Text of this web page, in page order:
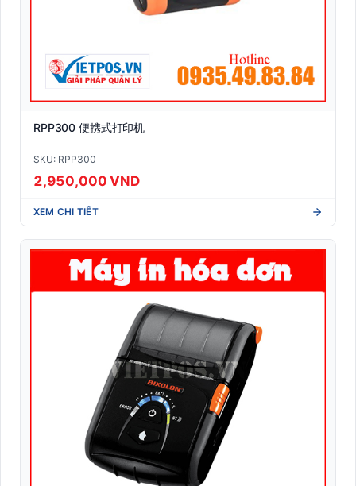
RPP300 便携式打印机
SKU: RPP300
2,950,000 VND
XEM CHI TIẾT